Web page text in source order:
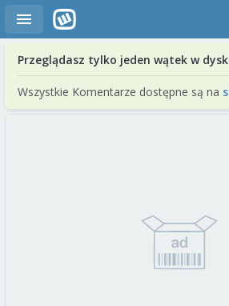
Przeglądasz tylko jeden wątek w
Wszystkie Komentarze dostępne są na